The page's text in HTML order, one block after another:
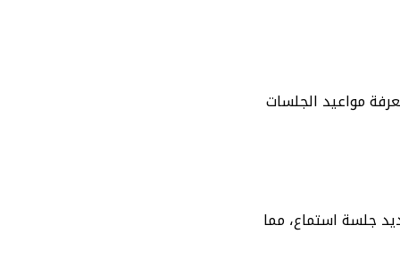
مواعيد الجلسات
جلسة استماع، مما